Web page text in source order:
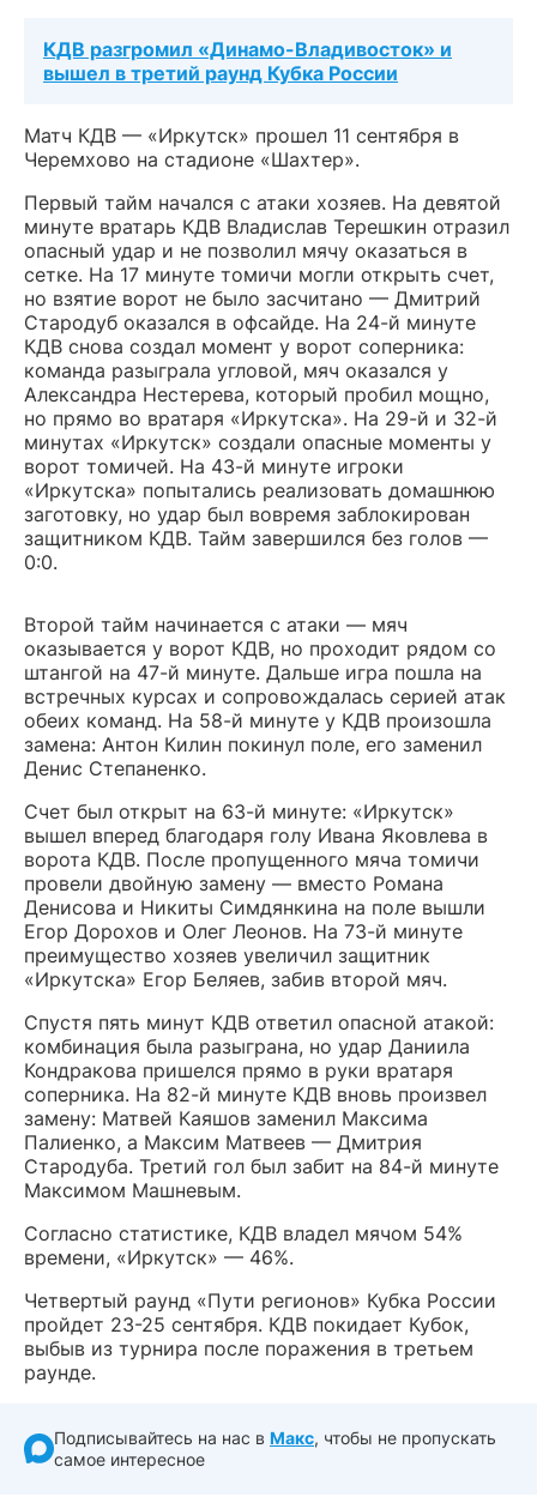
КДВ разгромил «Динамо-Владивосток» и
вышел в третий раунд Кубка России
Матч КДВ — «Иркутск» прошел 11 сентября в
Черемхово на стадионе «Шахтер».
Первый тайм начался с атаки хозяев. На девятой
минуте вратарь КДВ Владислав Терешкин отразил
опасный удар и не позволил мячу оказаться в
сетке. На 17 минуте томичи могли открыть счет,
но взятие ворот не было засчитано — Дмитрий
Стародуб оказался в офсайде. На 24-й минуте
КДВ снова создал момент у ворот соперника:
команда разыграла угловой, мяч оказался у
Александра Нестерева, который пробил мощно,
но прямо во вратаря «Иркутска». На 29-й и 32-й
минутах «Иркутск» создали опасные моменты у
ворот томичей. На 43-й минуте игроки
«Иркутска» попытались реализовать домашнюю
заготовку, но удар был вовремя заблокирован
защитником КДВ. Тайм завершился без голов —
0:0.
Второй тайм начинается с атаки — мяч
оказывается у ворот КДВ, но проходит рядом со
штангой на 47-й минуте. Дальше игра пошла на
встречных курсах и сопровождалась серией атак
обеих команд. На 58-й минуте у КДВ произошла
замена: Антон Килин покинул поле, его заменил
Денис Степаненко.
Счет был открыт на 63-й минуте: «Иркутск»
вышел вперед благодаря голу Ивана Яковлева в
ворота КДВ. После пропущенного мяча томичи
провели двойную замену — вместо Романа
Денисова и Никиты Симдянкина на поле вышли
Егор Дорохов и Олег Леонов. На 73-й минуте
преимущество хозяев увеличил защитник
«Иркутска» Егор Беляев, забив второй мяч.
Спустя пять минут КДВ ответил опасной атакой:
комбинация была разыграна, но удар Даниила
Кондракова пришелся прямо в руки вратаря
соперника. На 82-й минуте КДВ вновь произвел
замену: Матвей Каяшов заменил Максима
Палиенко, а Максим Матвеев — Дмитрия
Стародуба. Третий гол был забит на 84-й минуте
Максимом Машневым.
Согласно статистике, КДВ владел мячом 54%
времени, «Иркутск» — 46%.
Четвертый раунд «Пути регионов» Кубка России
пройдет 23-25 сентября. КДВ покидает Кубок,
выбыв из турнира после поражения в третьем
раунде.
Подписывайтесь на нас в Макс, чтобы не пропускать
самое интересное